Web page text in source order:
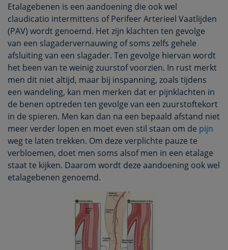
Etalagebenen is een aandoening die ook wel
claudicatio intermittens of Perifeer Arterieel Vaatlijden
(PAV) wordt genoemd. Het zijn klachten ten gevolge
van een slagadervernauwing of soms zelfs gehele
afsluiting van een slagader. Ten gevolge hiervan wordt
het been van te weinig zuurstof voorzien. In rust merkt
men dit niet altijd, maar bij inspanning, zoals tijdens
een wandeling, kan men merken dat er pijnklachten in
de benen optreden ten gevolge van een zuurstoftekort
in de spieren. Men kan dan na een bepaald afstand niet
meer verder lopen en moet even stil staan om de pijn
weg te laten trekken. Om deze verplichte pauze te
verbloemen, doet men soms alsof men in een etalage
staat te kijken. Daarom wordt deze aandoening ook wel
etalagebenen genoemd.